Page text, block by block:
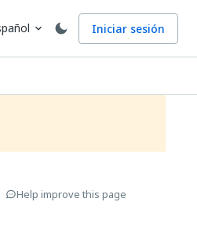
expand_more Iniciar sesión
Help improve this page